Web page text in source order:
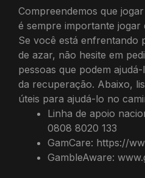
Compreendemos que
é sempre importante jogar
Se você está enfrentando
de azar, não hesite em
pessoas que podem
da recuperação. Abaixo,
úteis para ajudá-lo no
Linha de apoio
0808 8020 133
GamCare: https://
GambleAware: